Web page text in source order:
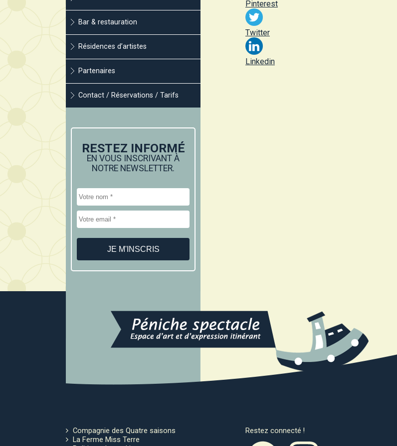
Bar & restauration
Résidences d’artistes
Partenaires
Contact / Réservations / Tarifs
RESTEZ INFORMÉ
EN VOUS INSCRIVANT À
NOTRE NEWSLETTER.
Pinterest
Twitter
Linkedin
Compagnie des Quatre saisons
La Ferme Miss Terre
Restez connecté !